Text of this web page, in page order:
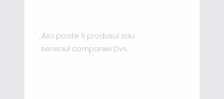
' . Aici poate fi produsul sau
serviciul companiei Dvs.